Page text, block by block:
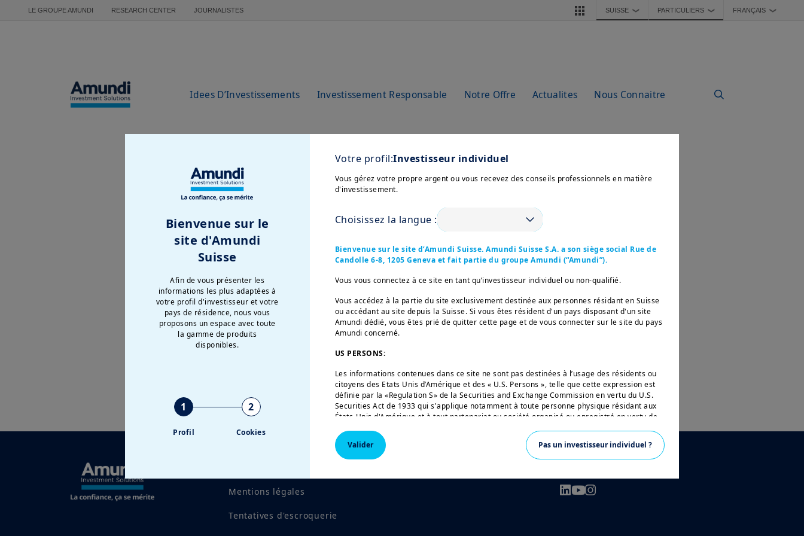
Aller au contenu principal
LE GROUPE AMUNDI RESEARCH CENTER JOURNALISTES SUISSE ❯ PARTICULIERS ❯ FRANÇAIS ❯
Idees D’Investissements Investissement Responsable Notre Offre Actualites Nous Connaitre
Bienvenue sur le
site d'Amundi
Suisse
Afin de vous présenter les
informations les plus adaptées à
votre profil d'investisseur et votre
pays de résidence, nous vous
proposons un espace avec toute
la gamme de produits
disponibles.
1
Profil
2
Cookies
Votre profil:Investisseur individuel
Vous gérez votre propre argent ou vous recevez des conseils professionnels en matière
d'investissement.
Choisissez la langue :
Bienvenue sur le site d’Amundi Suisse. Amundi Suisse S.A. a son siège social Rue de
Candolle 6-8, 1205 Geneva et fait partie du groupe Amundi (“Amundi”).
Vous vous connectez à ce site en tant qu’investisseur individuel ou non-qualifié.
Vous accédez à la partie du site exclusivement destinée aux personnes résidant en Suisse
ou accédant au site depuis la Suisse. Si vous êtes résident d'un pays disposant d'un site
Amundi dédié, vous êtes prié de quitter cette page et de vous connecter sur le site du pays
Amundi concerné.
US PERSONS:
Les informations contenues dans ce site ne sont pas destinées à l’usage des résidents ou
citoyens des Etats Unis d’Amérique et des « U.S. Persons », telle que cette expression est
définie par la «Regulation S» de la Securities and Exchange Commission en vertu du U.S.
Securities Act de 1933 qui s'applique notamment à toute personne physique résidant aux
États-Unis d'Amérique et à tout partenariat ou société organisé ou enregistré en vertu de
accéder à ce site.
Ce site est uniquement destiné à fournir des informations sur Amundi, ses affiliés et leurs
dans ce site ne constitue une offre d'Amundi et/ou de ses sociétés affiliées d'acheter ou de
vendre des instruments financiers ou de fournir des conseils d'investissement.
données à titre indicatif et constituent une présentation générale de nos produits et
Valider Pas un investisseur individuel ?
Mentions légales
Tentatives d'escroquerie